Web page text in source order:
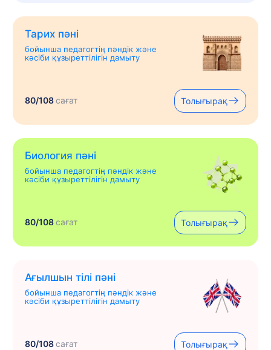
Тарих пәні
бойынша педагогтің пәндік және
кәсіби құзыреттілігін дамыту
80/108сағат Толығырақ
Биология пәні
бойынша педагогтің пәндік және
кәсіби құзыреттілігін дамыту
80/108сағат Толығырақ
Ағылшын тілі пәні
бойынша педагогтің пәндік және
кәсіби құзыреттілігін дамыту
80/108сағат Толығырақ